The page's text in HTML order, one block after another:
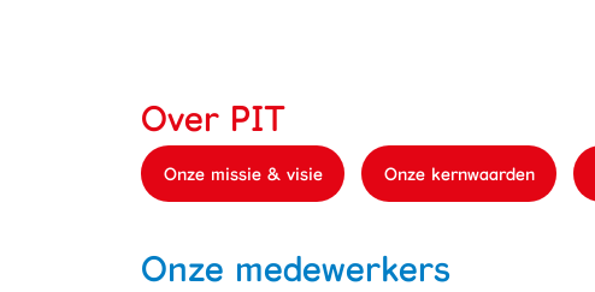
Over PIT
Onze missie & visie Onze kernwaarden
Onze medewerkers